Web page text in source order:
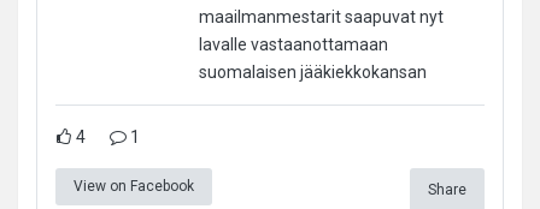
maailmanmestarit saapuvat nyt
lavalle vastaanottamaan
suomalaisen jääkiekkokansan
4 1
View on Facebook Share